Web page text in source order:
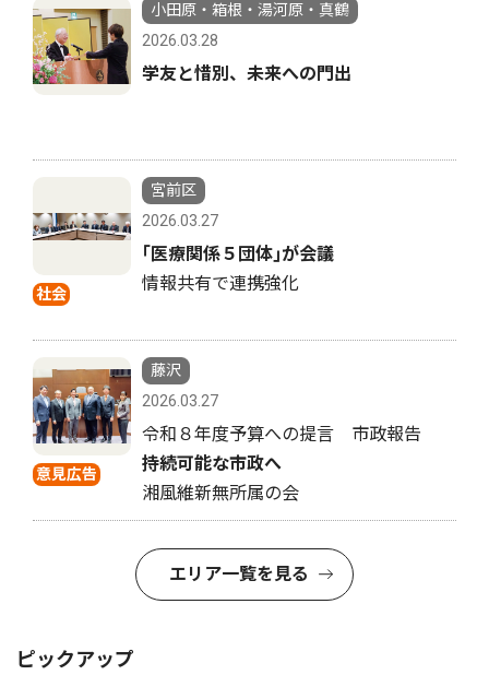
小田原・箱根・湯河原・真鶴
2026.03.28
学友と惜別、未来への門出
社会
宮前区
2026.03.27
｢医療関係５団体｣が会議
情報共有で連携強化
意見広告
藤沢
2026.03.27
令和８年度予算への提言 市政報告
持続可能な市政へ
湘風維新無所属の会
エリア一覧を見る
ピックアップ